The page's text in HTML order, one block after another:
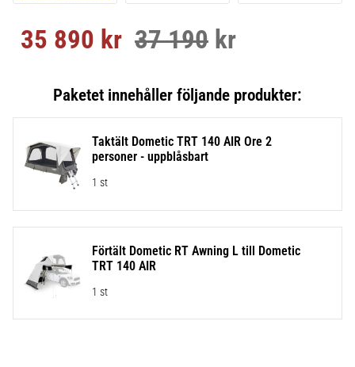
Nedsatt pris:
35 890 kr Ordinarie pris:
37 190 kr
Taktält Dometic TRT 140 AIR Ore 2
personer - uppblåsbart
1 st
Förtält Dometic RT Awning L till Dometic
TRT 140 AIR
1 st